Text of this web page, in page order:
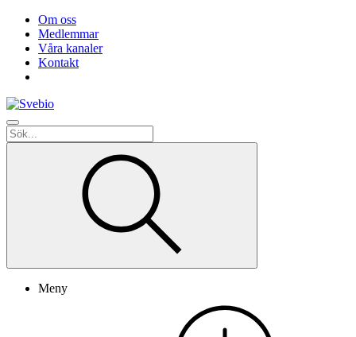
Om oss
Medlemmar
Våra kanaler
Kontakt
Meny